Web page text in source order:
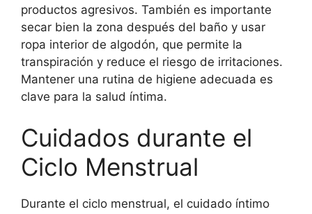
productos agresivos. También es importante
secar bien la zona después del baño y usar
ropa interior de algodón, que permite la
transpiración y reduce el riesgo de irritaciones.
Mantener una rutina de higiene adecuada es
clave para la salud íntima.
Cuidados durante el
Ciclo Menstrual
Durante el ciclo menstrual, el cuidado íntimo